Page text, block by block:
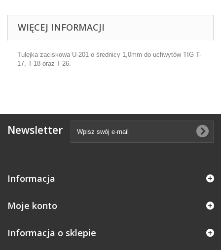
WIĘCEJ INFORMACJI
Tulejka zaciskowa U-201 o średnicy 1,0mm do uchwytów TIG T-
17, T-18 oraz T-26.
Newsletter
Informacja
Moje konto
Informacja o sklepie